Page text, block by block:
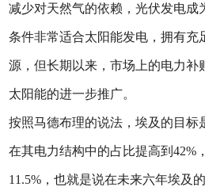
减少对天然气的依赖，光伏发电成
条件非常适合太阳能发电，拥有充
源，但长期以来，市场上的电力补
太阳能的进一步推广。
按照马德布理的说法，埃及的目标
在其电力结构中的占比提高到42%
11.5%，也就是说在未来六年埃及